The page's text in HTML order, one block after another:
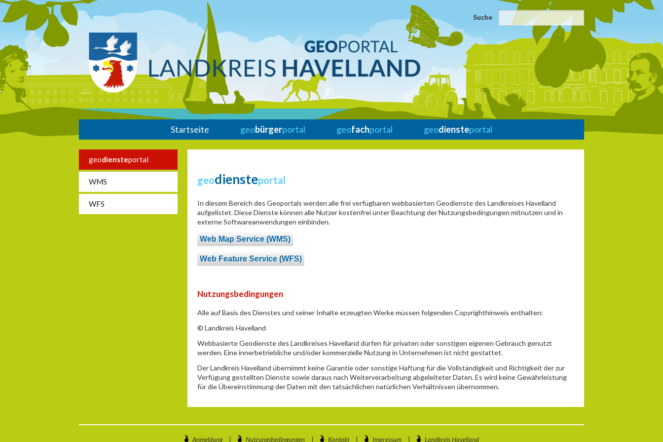
Suche
Startseite geobürgerportal geofachportal geodiensteportal
geodiensteportal
WMS
WFS
geodiensteportal
In diesem Bereich des Geoportals werden alle frei verfügbaren webbasierten Geodienste des Landkreises Havelland
aufgelistet. Diese Dienste können alle Nutzer kostenfrei unter Beachtung der Nutzungsbedingungen mitnutzen und in
externe Softwareanwendungen einbinden.
Web Map Service (WMS)
Web Feature Service (WFS)
Nutzungsbedingungen
Alle auf Basis des Dienstes und seiner Inhalte erzeugten Werke müssen folgenden Copyrighthinweis enthalten:
© Landkreis Havelland
Webbasierte Geodienste des Landkreises Havelland dürfen für privaten oder sonstigen eigenen Gebrauch genutzt
werden. Eine innerbetriebliche und/oder kommerzielle Nutzung in Unternehmen ist nicht gestattet.
Der Landkreis Havelland übernimmt keine Garantie oder sonstige Haftung für die Vollständigkeit und Richtigkeit der zur
Verfügung gestellten Dienste sowie daraus nach Weiterverarbeitung abgeleiteter Daten. Es wird keine Gewährleistung
für die Übereinstimmung der Daten mit den tatsächlichen natürlichen Verhältnissen übernommen.
Anmeldung Nutzungsbedingungen Kontakt Impressum Landkreis Havelland